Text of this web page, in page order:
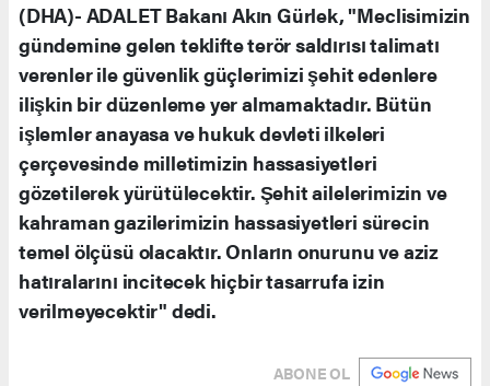
(DHA)- ADALET Bakanı Akın Gürlek, "Meclisimizin
gündemine gelen teklifte terör saldırısı talimatı
verenler ile güvenlik güçlerimizi şehit edenlere
ilişkin bir düzenleme yer almamaktadır. Bütün
işlemler anayasa ve hukuk devleti ilkeleri
çerçevesinde milletimizin hassasiyetleri
gözetilerek yürütülecektir. Şehit ailelerimizin ve
kahraman gazilerimizin hassasiyetleri sürecin
temel ölçüsü olacaktır. Onların onurunu ve aziz
hatıralarını incitecek hiçbir tasarrufa izin
verilmeyecektir" dedi.
ABONE OL